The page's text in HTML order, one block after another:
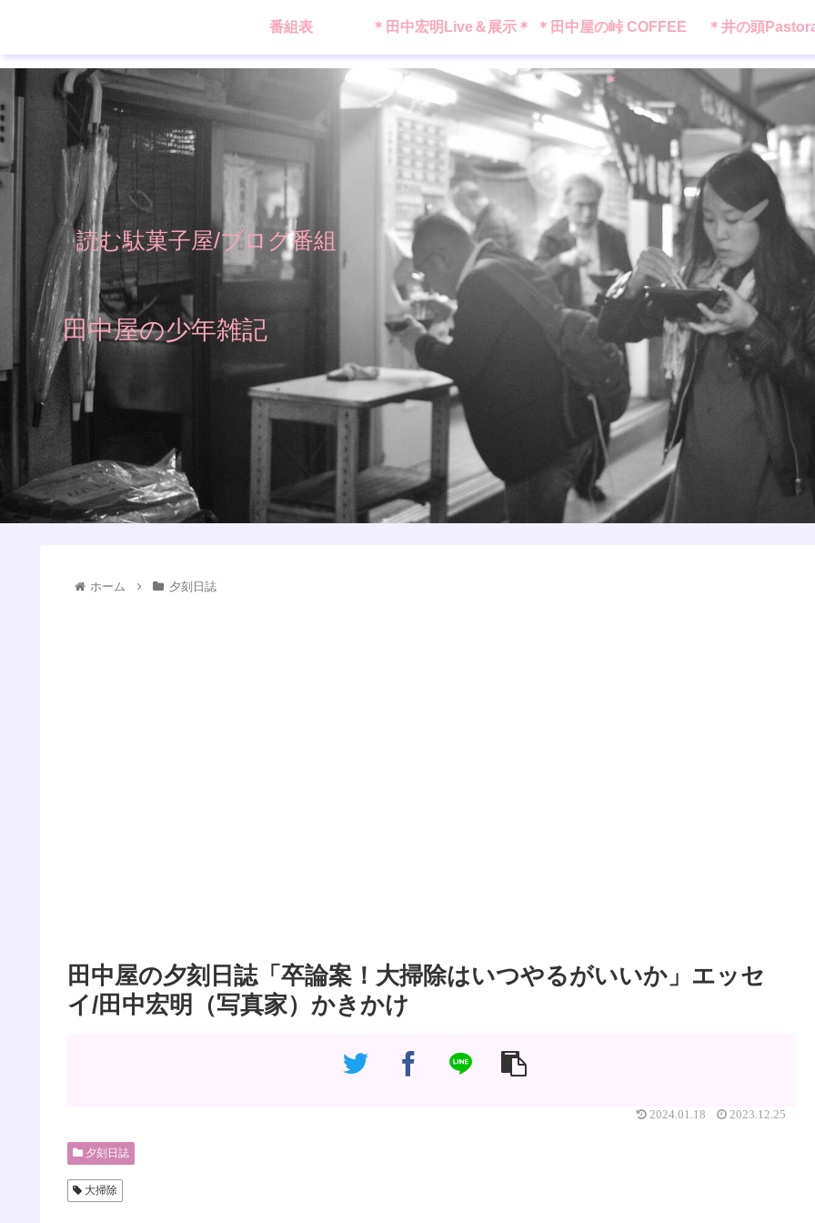
読む駄菓子屋/ブログ番組
田中屋の少年雑記
番組表 ＊田中宏明Live＆展示＊ ＊田中屋の峠 COFFEE
＊
＊井の頭
ホーム 夕刻日誌
田中屋の夕刻日誌「卒論案！大掃除はいつやるがいいか」エッセ
イ/田中宏明（写真家）かきかけ
2024.01.18 2023.12.25
夕刻日誌
大掃除